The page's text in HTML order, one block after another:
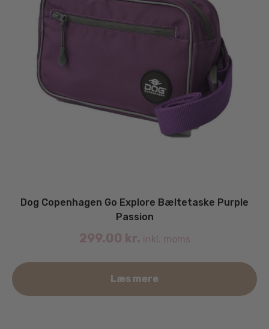
Dog Copenhagen Go Explore Bæltetaske Purple
Passion
299.00 kr. inkl. moms
Læs mere